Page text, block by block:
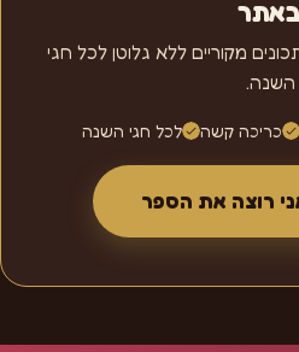
לכולם" — 90 מתכונים מקוריים ללא גלוטן לכל חגי
השנה.
כריכה קשה לכל חגי השנה
רוצה את הספר